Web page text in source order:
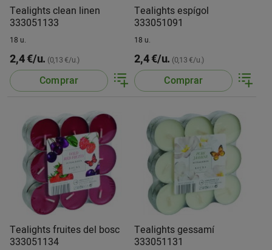
Tealights clean linen
333051133
18 u.
2,4 €/u. (0,13 €/u.)
Comprar
Tealights espígol
333051091
18 u.
2,4 €/u. (0,13 €/u.)
Comprar
Tealights fruites del bosc
333051134
Tealights gessamí
333051131